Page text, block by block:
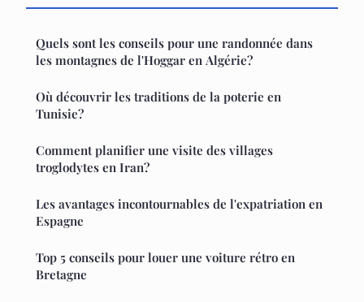
Quels sont les conseils pour une randonnée dans
les montagnes de l'Hoggar en Algérie?
Où découvrir les traditions de la poterie en
Tunisie?
Comment planifier une visite des villages
troglodytes en Iran?
Les avantages incontournables de l'expatriation en
Espagne
Top 5 conseils pour louer une voiture rétro en
Bretagne